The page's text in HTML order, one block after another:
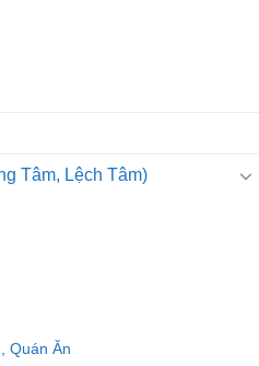
Tâm, Lệch Tâm)
Quán Ăn